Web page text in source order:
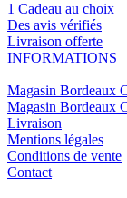
1 Cadeau au choix
Des avis vérifiés
Livraison offerte
INFORMATIONS
Magasin Bordeaux
Magasin Bordeaux
Livraison
Mentions légales
Conditions de vente
Contact